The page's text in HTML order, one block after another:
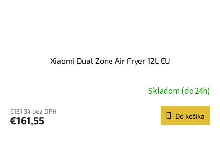
Xiaomi Dual Zone Air Fryer 12L EU
Skladom (do 24h)
€131,34 bez DPH
€161,55 Do košíka